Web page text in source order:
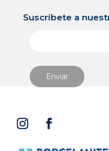
Suscríbete a